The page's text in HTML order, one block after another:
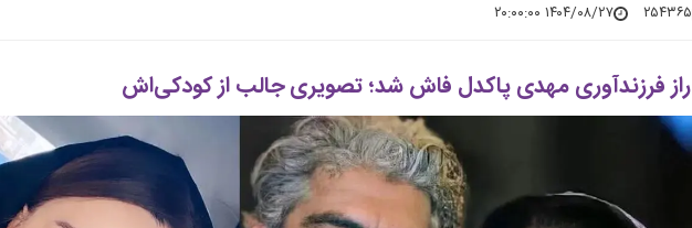
۲۵۴۳۶۵ ۱۴۰۴/۰۸/۲۷ ۲۰:۰۰:۰۰
راز فرزندآوری مهدی پاکدل فاش شد؛ تصویری جالب از کودکی‌اش